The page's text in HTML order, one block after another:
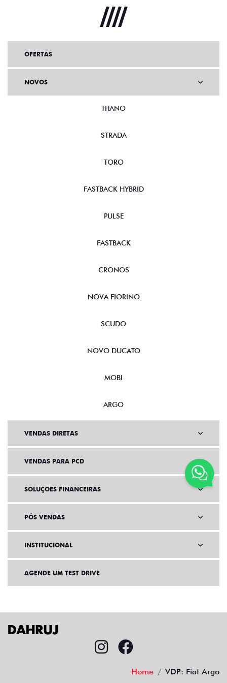
OFERTAS
NOVOS
TITANO
STRADA
TORO
FASTBACK HYBRID
PULSE
FASTBACK
CRONOS
NOVA FIORINO
SCUDO
NOVO DUCATO
MOBI
ARGO
VENDAS DIRETAS
VENDAS PARA PCD
SOLUÇÕES FINANCEIRAS
PÓS VENDAS
INSTITUCIONAL
AGENDE UM TEST DRIVE
Home VDP: Fiat Argo